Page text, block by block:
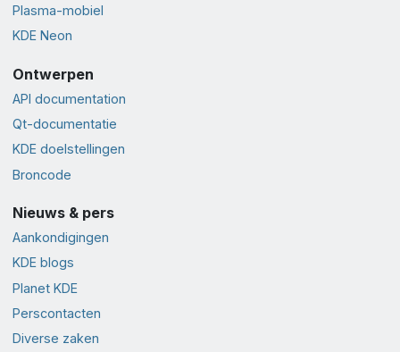
Plasma-mobiel
KDE Neon
Ontwerpen
API documentation
Qt-documentatie
KDE doelstellingen
Broncode
Nieuws & pers
Aankondigingen
KDE blogs
Planet KDE
Perscontacten
Diverse zaken